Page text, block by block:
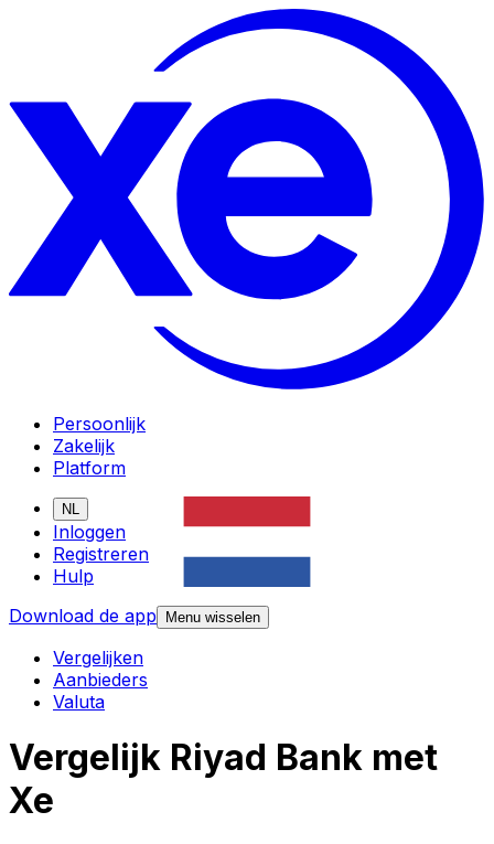
Persoonlijk
Zakelijk
Platform
NL
Inloggen
Registreren
Hulp
Download de app
Menu wisselen
Vergelijken
Aanbieders
Valuta
Vergelijk Riyad Bank met
Xe